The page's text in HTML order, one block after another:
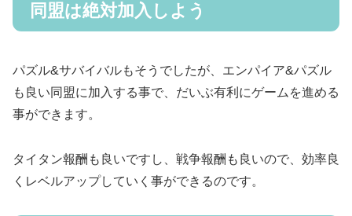
同盟は絶対加入しよう
パズル&サバイバルもそうでしたが、エンパイア&パズル
も良い同盟に加入する事で、だいぶ有利にゲームを進める
事ができます。
タイタン報酬も良いですし、戦争報酬も良いので、効率良
くレベルアップしていく事ができるのです。